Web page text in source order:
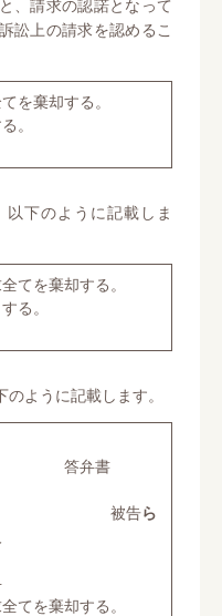
訟上の請求を認めるこ
を棄却する。
。
以下のように記載しま
てを棄却する。
る。
ように記載します。
ら
てを棄却する。